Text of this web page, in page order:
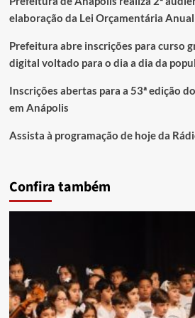
elaboração da Lei Orçamentária
Prefeitura abre inscrições para curso
digital voltado para o dia a dia da
Inscrições abertas para a 53ª edição
em Anápolis
Assista à programação de hoje da
Confira também